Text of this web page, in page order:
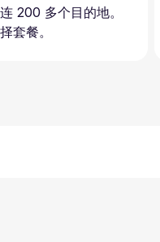
200 多个目的地。
套餐。